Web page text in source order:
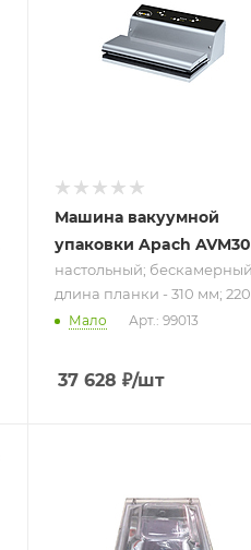
длина планки -
310 мм; 220 В
Машина вакуумной
упаковки Apach
настольный;
длина планки - 310 мм;
Мало Арт.: 99013
37 628 ₽/шт
камера; длина
планки - 260 мм;